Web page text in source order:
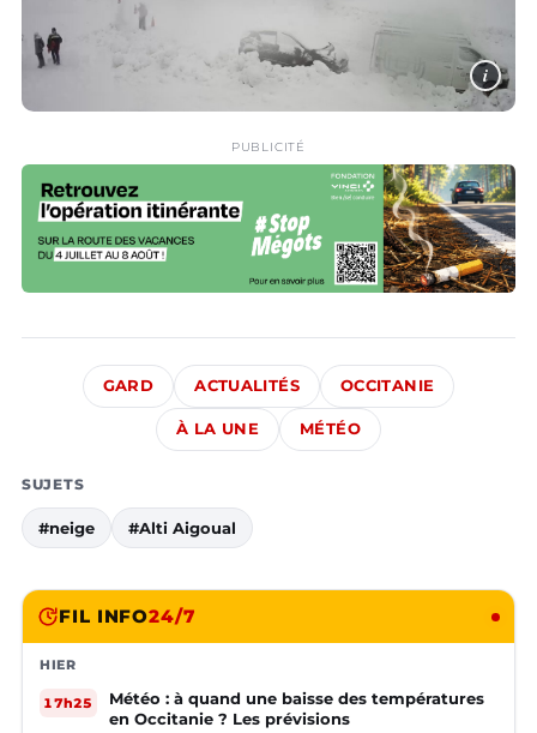
i
PUBLICITÉ
GARD ACTUALITÉS OCCITANIE
À LA UNE MÉTÉO
SUJETS
#neige #Alti Aigoual
FIL INFO24/7
HIER
17h25
Météo : à quand une baisse des températures
en Occitanie ? Les prévisions